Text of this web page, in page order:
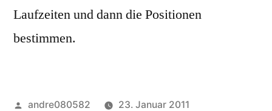
Laufzeiten und dann die Positionen
bestimmen.
Veröffentlicht
andre080582
23. Januar 2011